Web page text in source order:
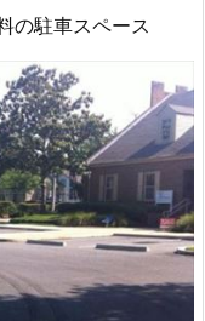
の駐車スペース